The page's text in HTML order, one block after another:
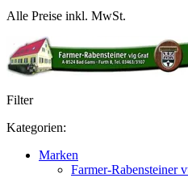
Alle Preise inkl. MwSt.
Filter
Kategorien:
Marken
Farmer-Rabensteiner